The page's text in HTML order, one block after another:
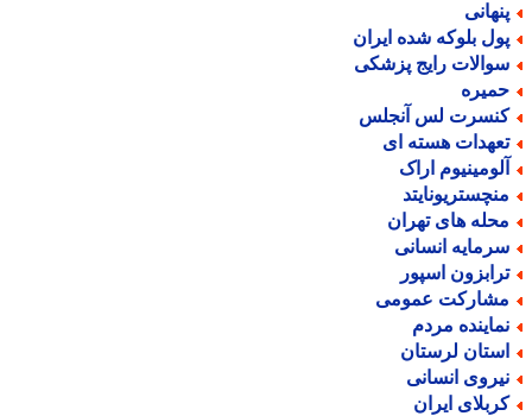
بلوکه شده ایران
رایج پزشکی
لس آنجلس
هسته ای
اراک
های تهران
انسانی
اسپور
عمومی
مردم
لرستان
انسانی
ایران